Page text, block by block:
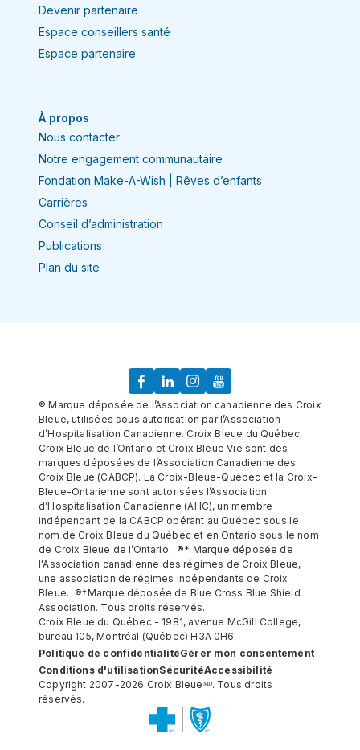
Devenir partenaire
Espace conseillers santé
Espace partenaire
À propos
Nous contacter
Notre engagement communautaire
Fondation Make-A-Wish | Rêves d’enfants
Carrières
Conseil d’administration
Publications
Plan du site
® Marque déposée de l’Association canadienne des Croix
Bleue, utilisées sous autorisation par l’Association
d’Hospitalisation Canadienne. Croix Bleue du Québec,
Croix Bleue de l’Ontario et Croix Bleue Vie sont des
marques déposées de l’Association Canadienne des
Croix Bleue (CABCP). La Croix-Bleue-Québec et la Croix-
Bleue-Ontarienne sont autorisées l’Association
d’Hospitalisation Canadienne (AHC), un membre
indépendant de la CABCP opérant au Québec sous le
nom de Croix Bleue du Québec et en Ontario sous le nom
de Croix Bleue de l’Ontario. ®* Marque déposée de
l'Association canadienne des régimes de Croix Bleue,
une association de régimes indépendants de Croix
Bleue. ®†Marque déposée de Blue Cross Blue Shield
Association. Tous droits réservés.
Croix Bleue du Québec - 1981, avenue McGill College,
bureau 105, Montréal (Québec) H3A 0H6
Politique de confidentialitéGérer mon consentement
Conditions d'utilisationSécuritéAccessibilité
Copyright 2007-2026 Croix Bleueᴹᴰ. Tous droits
réservés.